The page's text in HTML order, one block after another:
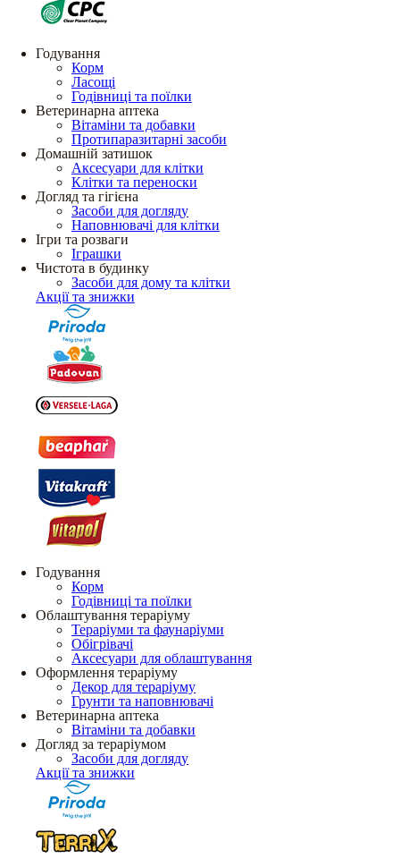
Годування
Корм
Ласощі
Годівниці та поїлки
Ветеринарна аптека
Вітаміни та добавки
Протипаразитарні засоби
Домашній затишок
Аксесуари для клітки
Клітки та переноски
Догляд та гігієна
Засоби для догляду
Наповнювачі для клітки
Ігри та розваги
Іграшки
Чистота в будинку
Засоби для дому та клітки
Акції та знижки
Годування
Корм
Годівниці та поїлки
Облаштування тераріуму
Тераріуми та фаунаріуми
Обігрівачі
Аксесуари для облаштування
Оформлення тераріуму
Декор для тераріуму
Грунти та наповнювачі
Ветеринарна аптека
Вітаміни та добавки
Догляд за тераріумом
Засоби для догляду
Акції та знижки